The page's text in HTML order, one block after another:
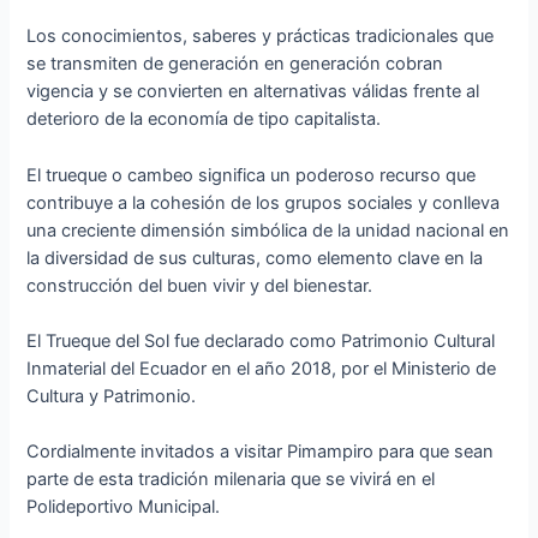
Los conocimientos, saberes y prácticas tradicionales que
se transmiten de generación en generación cobran
vigencia y se convierten en alternativas válidas frente al
deterioro de la economía de tipo capitalista.
El trueque o cambeo significa un poderoso recurso que
contribuye a la cohesión de los grupos sociales y conlleva
una creciente dimensión simbólica de la unidad nacional en
la diversidad de sus culturas, como elemento clave en la
construcción del buen vivir y del bienestar.
El Trueque del Sol fue declarado como Patrimonio Cultural
Inmaterial del Ecuador en el año 2018, por el Ministerio de
Cultura y Patrimonio.
Cordialmente invitados a visitar Pimampiro para que sean
parte de esta tradición milenaria que se vivirá en el
Polideportivo Municipal.